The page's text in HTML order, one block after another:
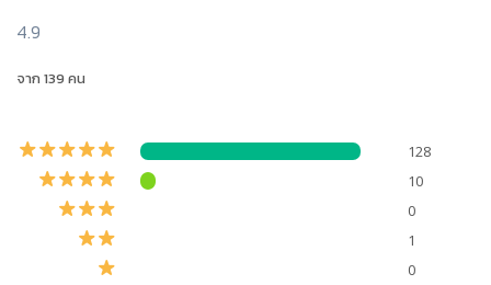
4.9
จาก 139 คน
128
10
0
1
0